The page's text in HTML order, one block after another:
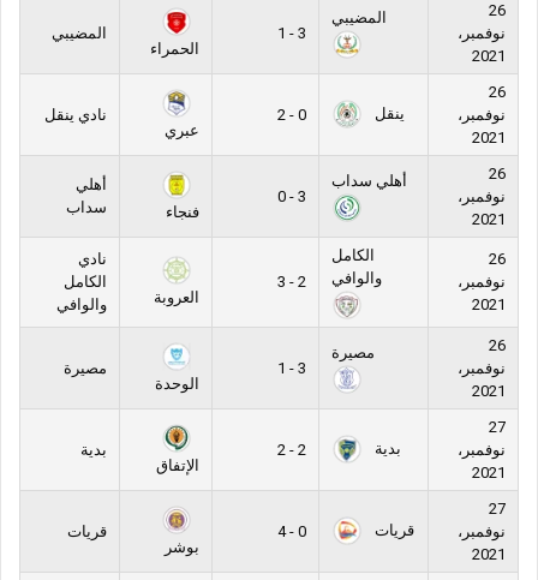
26
نوفمبر،
2021
المضيبي
3 - 1
الحمراء
المضيبي
26
نوفمبر،
2021
ينقل
0 - 2
عبري
نادي ينقل
26
نوفمبر،
2021
أهلي سداب
3 - 0
فنجاء
أهلي
سداب
26
نوفمبر،
2021
الكامل
والوافي
2 - 3
العروبة
نادي
الكامل
والوافي
26
نوفمبر،
2021
مصيرة
3 - 1
الوحدة
مصيرة
27
نوفمبر،
2021
بدية
2 - 2
الإتفاق
بدية
27
نوفمبر،
2021
قريات
0 - 4
بوشر
قريات